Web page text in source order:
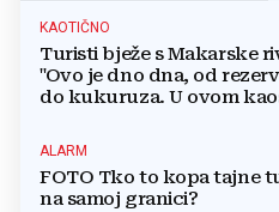
KAOTIČNO
Turisti bježe s Makarske
"Ovo je dno dna, od
do kukuruza. U ovom
ALARM
FOTO Tko to kopa tajne
na samoj granici?